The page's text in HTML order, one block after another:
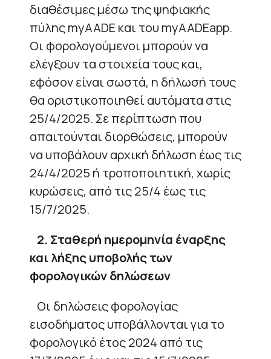
διαθέσιμες μέσω της ψηφιακής
πύλης myAADE και του myAADEapp.
Οι φορολογούμενοι μπορούν να
ελέγξουν τα στοιχεία τους και,
εφόσον είναι σωστά, η δήλωσή τους
θα οριστικοποιηθεί αυτόματα στις
25/4/2025. Σε περίπτωση που
απαιτούνται διορθώσεις, μπορούν
να υποβάλουν αρχική δήλωση έως τις
24/4/2025 ή τροποποιητική, χωρίς
κυρώσεις, από τις 25/4 έως τις
15/7/2025.
2. Σταθερή ημερομηνία έναρξης
και λήξης υποβολής των
φορολογικών δηλώσεων
Οι δηλώσεις φορολογίας
εισοδήματος υποβάλλονται για το
φορολογικό έτος 2024 από τις